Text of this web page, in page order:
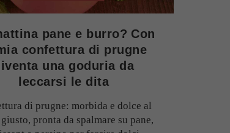
pane e burro? Con
confettura di prugne
una goduria da
leccarsi le dita
di prugne: morbida e dolce al
pronta da spalmare su pane,